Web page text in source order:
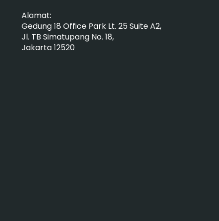
Alamat:
Gedung 18 Office Park Lt. 25 Suite A2,
Jl. TB Simatupang No. 18,
Jakarta 12520